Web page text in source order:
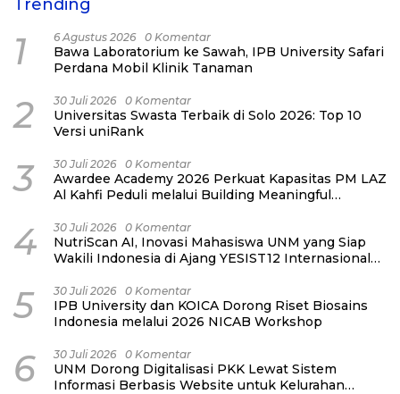
Trending
1 6 Agustus 2026 0 Komentar
Bawa Laboratorium ke Sawah, IPB University Safari
Perdana Mobil Klinik Tanaman
2 30 Juli 2026 0 Komentar
Universitas Swasta Terbaik di Solo 2026: Top 10
Versi uniRank
3 30 Juli 2026 0 Komentar
Awardee Academy 2026 Perkuat Kapasitas PM LAZ
Al Kahfi Peduli melalui Building Meaningful
4 30 Juli 2026 0 Komentar
NutriScan AI, Inovasi Mahasiswa UNM yang Siap
Wakili Indonesia di Ajang YESIST12 Internasional
5 30 Juli 2026 0 Komentar
IPB University dan KOICA Dorong Riset Biosains
Indonesia melalui 2026 NICAB Workshop
6 30 Juli 2026 0 Komentar
UNM Dorong Digitalisasi PKK Lewat Sistem
Informasi Berbasis Website untuk Kelurahan